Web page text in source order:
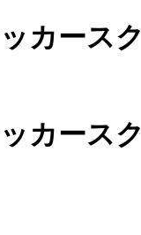
カース
カース